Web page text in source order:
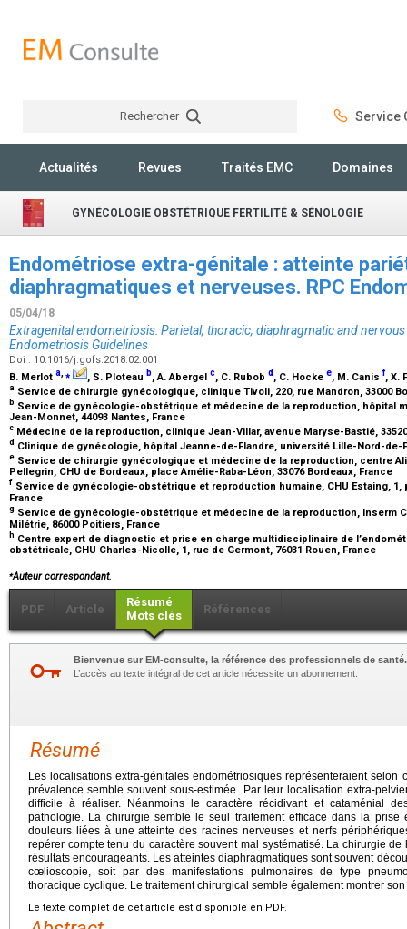
Rechercher Service
Actualités Revues Traités EMC Domaines
GYNÉCOLOGIE OBSTÉTRIQUE FERTILITÉ & SÉNOLOGIE
Endométriose extra-génitale : atteinte
diaphragmatiques et nerveuses. RPC
05/04/18
Extragenital endometriosis: Parietal, thoracic, diaphragmatic and nervous
Endometriosis Guidelines
Doi : 10.1016/j.gofs.2018.02.001
B. Merlot a,⁎ , S. Ploteau b, A. Abergel c, C. Rubob d , C. Hocke e, M. Canis f, X.
a Service de chirurgie gynécologique, clinique Tivoli, 220, rue Mandron, 33000
b Service de gynécologie-obstétrique et médecine de la reproduction, hôpital
Jean-Monnet, 44093 Nantes, France
c Médecine de la reproduction, clinique Jean-Villar, avenue Maryse-Bastié,
d Clinique de gynécologie, hôpital Jeanne-de-Flandre, université Lille-Nord-de-
e Service de chirurgie gynécologique et médecine de la reproduction, centre
Pellegrin, CHU de Bordeaux, place Amélie-Raba-Léon, 33076 Bordeaux, France
f Service de gynécologie-obstétrique et reproduction humaine, CHU Estaing, 1,
France
g Service de gynécologie-obstétrique et médecine de la reproduction, Inserm
Milétrie, 86000 Poitiers, France
h Centre expert de diagnostic et prise en charge multidisciplinaire de
obstétricale, CHU Charles-Nicolle, 1, rue de Germont, 76031 Rouen, France
⁎Auteur correspondant.
PDF Article
Résumé
Mots clés
Références
Bienvenue sur EM-consulte, la référence des professionnels de santé.
L’accès au texte intégral de cet article nécessite un abonnement.
Résumé
Les localisations extra-génitales endométriosiques représenteraient selon
prévalence semble souvent sous-estimée. Par leur localisation extra-
difficile à réaliser. Néanmoins le caractère récidivant et cataménial
pathologie. La chirurgie semble le seul traitement efficace dans la prise
douleurs liées à une atteinte des racines nerveuses et nerfs
repérer compte tenu du caractère souvent mal systématisé. La chirurgie
résultats encourageants. Les atteintes diaphragmatiques sont souvent
cœlioscopie, soit par des manifestations pulmonaires de type
thoracique cyclique. Le traitement chirurgical semble également montrer
Le texte complet de cet article est disponible en PDF.